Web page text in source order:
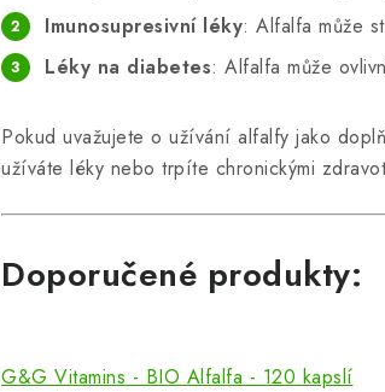
Imunosupresivní léky: Alfalfa může
Léky na diabetes: Alfalfa může
Pokud uvažujete o užívání alfalfy jako
užíváte léky nebo trpíte chronickými
Doporučené produkty:
G&G Vitamins - BIO Alfalfa - 120 kapslí